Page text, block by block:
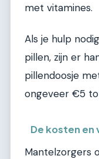
met vitamines.
Als je hulp
pillen, zijn er
pillendoosje
ongeveer €5
De kosten
Mantelzorgers